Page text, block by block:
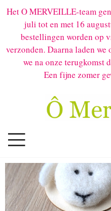
Het O MERVEILLE-team
juli tot en met 16
bestellingen worden op
verzonden. Daarna laden
we na onze terugkomst
Een fijne zomer